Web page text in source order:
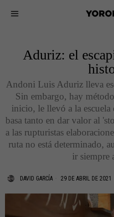
Aduriz: el
Andoni Luis Aduriz lleva
Sin embargo, hay
inicio, le llevó a la escuela
basa tanto en dar valor al
a las rupturistas
ruta no está determinado,
ir siempre
DAVID GARCÍA 29 DE ABRIL DE 2021